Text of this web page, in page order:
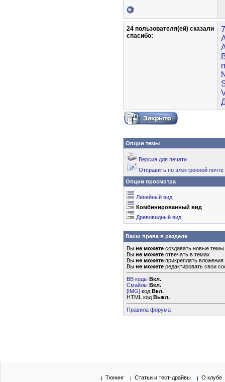
24 пользователя(ей) сказали
cпасибо:
Опции темы
Версия для печати
Отправить по электронной почте
Опции просмотра
Линейный вид
Комбинированный вид
Древовидный вид
Ваши права в разделе
Вы не можете создавать новые темы
Вы не можете отвечать в темах
Вы не можете прикреплять вложения
Вы не можете редактировать свои
BB коды Вкл.
Смайлы Вкл.
[IMG] код Вкл.
HTML код Выкл.
Правила форума
Тюнинг Статьи и тест-драйвы О клубе